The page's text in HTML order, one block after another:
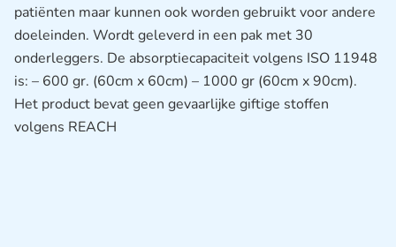
patiënten maar kunnen ook worden gebruikt voor andere
doeleinden. Wordt geleverd in een pak met 30
onderleggers. De absorptiecapaciteit volgens ISO 11948
is: – 600 gr. (60cm x 60cm) – 1000 gr (60cm x 90cm).
Het product bevat geen gevaarlijke giftige stoffen
volgens REACH